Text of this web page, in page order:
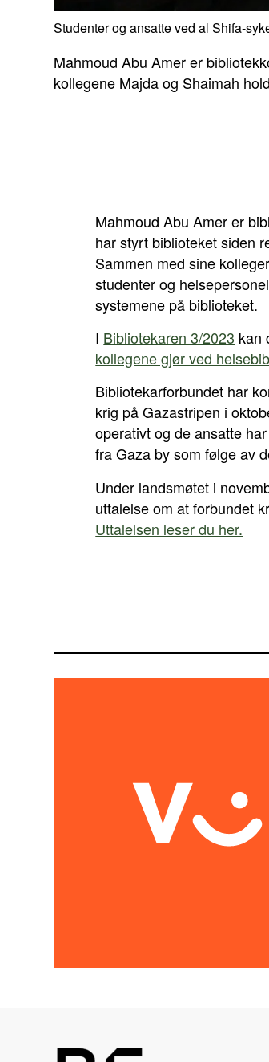
Studenter og ansatte ved al Shifa-
Mahmoud Abu Amer er
kollegene Majda og Shaimah
Mahmoud Abu Amer er
har styrt biblioteket siden
Sammen med sine
studenter og
systemene på biblioteket.
I Bibliotekaren 3/2023 kan
kollegene gjør ved
Bibliotekarforbundet har
krig på Gazastripen i
operativt og de ansatte
fra Gaza by som følge av
Under landsmøtet i
uttalelse om at forbundet
Uttalelsen leser du her.